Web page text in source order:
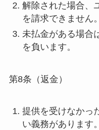
解除された場合、
を請求できません。
未払金がある場合
を負います。
第8条（返金）
提供を受けなかっ
い義務があります。